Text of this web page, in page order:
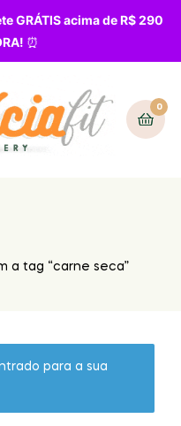
GRÁTIS acima de R$ 290
⏰
0
a tag “carne seca”
para a sua